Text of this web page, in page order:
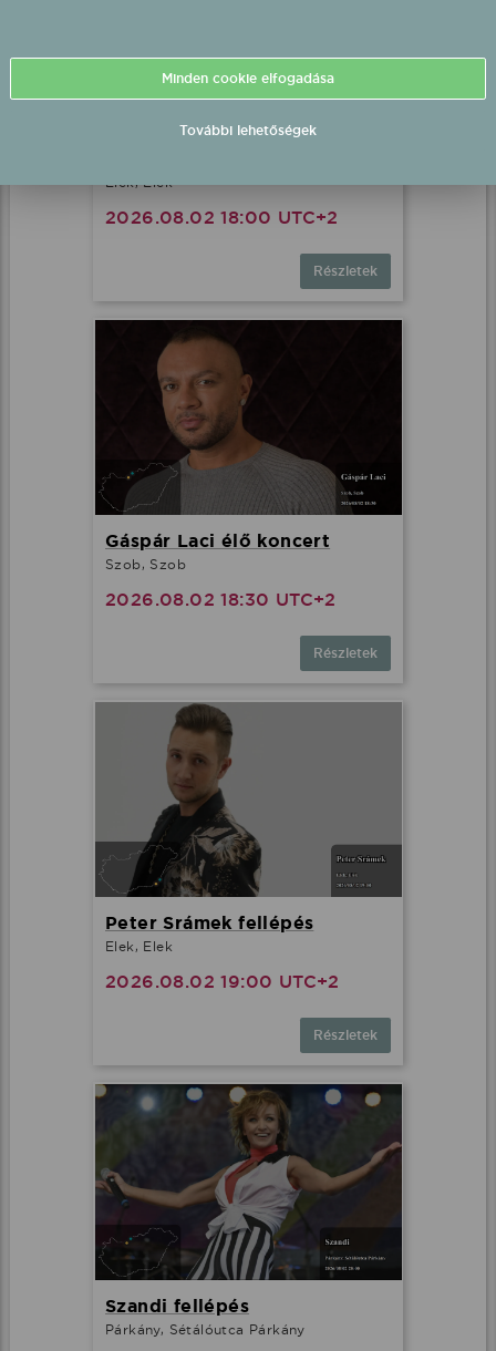
Elek, Elek
2026.08.02 18:00 UTC+2
Részletek
Gáspár Laci élő koncert
Szob, Szob
2026.08.02 18:30 UTC+2
Részletek
Peter Srámek fellépés
Elek, Elek
2026.08.02 19:00 UTC+2
Részletek
Szandi fellépés
Párkány, Sétálóutca Párkány
Minden cookie elfogadása
További lehetőségek